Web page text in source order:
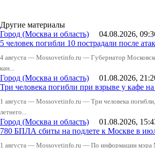
Другие материалы
Город (Москва и область) 04.08.2026,
5 человек погибли 10 пострадали после
4 августа — Mossovetinfo.ru — Губернатор
кан...
Город (Москва и область) 01.08.2026,
Три человека погибли при взрыве у
1 августа — Mossovetinfo.ru — Три человека
летнего...
Город (Москва и область) 01.08.2026,
780 БПЛА сбиты на подлете к Москве в
1 августа — Mossovetinfo.ru — По информации мэра